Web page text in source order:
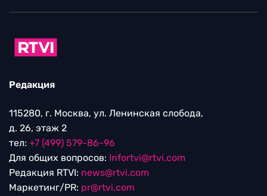
Редакция
115280, г. Москва, ул. Ленинская слобода,
д. 26, этаж 2
тел: +7 (499) 579-86-96
Для общих вопросов: Infortvi@rtvi.com
Редакция RTVI: news@rtvi.com
Маркетинг/PR: pr@rtvi.com